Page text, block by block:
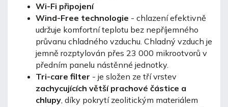
Wi-Fi připojení
Wind-Free technologie - chlazení efektivně
udržuje komfortní teplotu bez nepříjemného
průvanu chladného vzduchu. Chladný vzduch je
jemně rozptylován přes 23 000 mikrootvorů v
předním panelu nástěnné jednotky.
Tri-care filter - je složen ze tří vrstev
zachycujících větší prachové částice a
chlupy , díky pokrytí zeolitickým materiálem